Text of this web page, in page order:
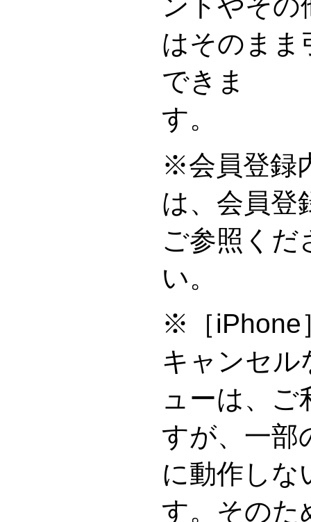
はそのまま
できま
※会員登録
は、会員登
ご参照くだ
※［iPhone
キャンセル
ューは、ご
すが、一部
に動作しな
す。そのた